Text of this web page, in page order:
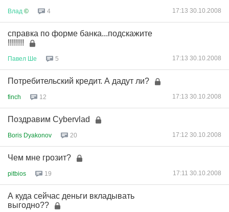
Влад © 4 17:13 30.10.2008
справка по форме банка...подскажите
!!!!!!!!
Павел Ше 5 17:13 30.10.2008
Потребительский кредит. А дадут ли?
finch 12 17:13 30.10.2008
Поздравим Cybervlad
Boris Dyakonov 20 17:12 30.10.2008
Чем мне грозит?
pitbios 19 17:11 30.10.2008
А куда сейчас деньги вкладывать
выгодно??